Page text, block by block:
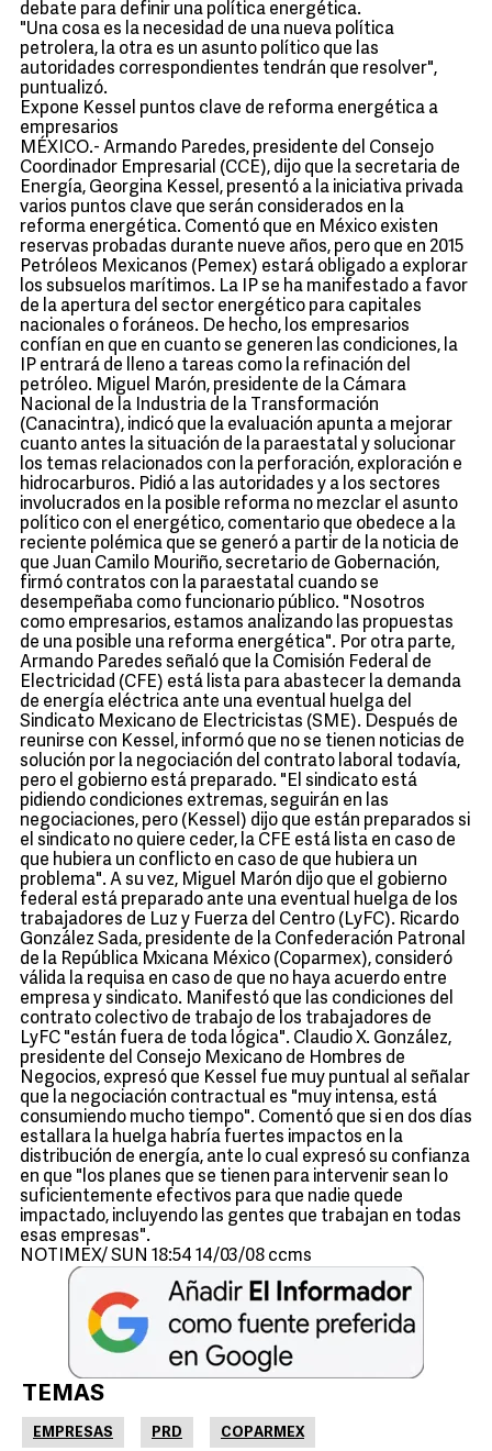
debate para definir una política energética.
"Una cosa es la necesidad de una nueva política
petrolera, la otra es un asunto político que las
autoridades correspondientes tendrán que resolver",
puntualizó.
Expone Kessel puntos clave de reforma energética a
empresarios
MÉXICO.- Armando Paredes, presidente del Consejo
Coordinador Empresarial (CCE), dijo que la secretaria de
Energía, Georgina Kessel, presentó a la iniciativa privada
varios puntos clave que serán considerados en la
reforma energética. Comentó que en México existen
reservas probadas durante nueve años, pero que en 2015
Petróleos Mexicanos (Pemex) estará obligado a explorar
los subsuelos marítimos. La IP se ha manifestado a favor
de la apertura del sector energético para capitales
nacionales o foráneos. De hecho, los empresarios
confían en que en cuanto se generen las condiciones, la
IP entrará de lleno a tareas como la refinación del
petróleo. Miguel Marón, presidente de la Cámara
Nacional de la Industria de la Transformación
(Canacintra), indicó que la evaluación apunta a mejorar
cuanto antes la situación de la paraestatal y solucionar
los temas relacionados con la perforación, exploración e
hidrocarburos. Pidió a las autoridades y a los sectores
involucrados en la posible reforma no mezclar el asunto
político con el energético, comentario que obedece a la
reciente polémica que se generó a partir de la noticia de
que Juan Camilo Mouriño, secretario de Gobernación,
firmó contratos con la paraestatal cuando se
desempeñaba como funcionario público. "Nosotros
como empresarios, estamos analizando las propuestas
de una posible una reforma energética". Por otra parte,
Armando Paredes señaló que la Comisión Federal de
Electricidad (CFE) está lista para abastecer la demanda
de energía eléctrica ante una eventual huelga del
Sindicato Mexicano de Electricistas (SME). Después de
reunirse con Kessel, informó que no se tienen noticias de
solución por la negociación del contrato laboral todavía,
pero el gobierno está preparado. "El sindicato está
pidiendo condiciones extremas, seguirán en las
negociaciones, pero (Kessel) dijo que están preparados si
el sindicato no quiere ceder, la CFE está lista en caso de
que hubiera un conflicto en caso de que hubiera un
problema". A su vez, Miguel Marón dijo que el gobierno
federal está preparado ante una eventual huelga de los
trabajadores de Luz y Fuerza del Centro (LyFC). Ricardo
González Sada, presidente de la Confederación Patronal
de la República Mxicana México (Coparmex), consideró
válida la requisa en caso de que no haya acuerdo entre
empresa y sindicato. Manifestó que las condiciones del
contrato colectivo de trabajo de los trabajadores de
LyFC "están fuera de toda lógica". Claudio X. González,
presidente del Consejo Mexicano de Hombres de
Negocios, expresó que Kessel fue muy puntual al señalar
que la negociación contractual es "muy intensa, está
consumiendo mucho tiempo". Comentó que si en dos días
estallara la huelga habría fuertes impactos en la
distribución de energía, ante lo cual expresó su confianza
en que "los planes que se tienen para intervenir sean lo
suficientemente efectivos para que nadie quede
impactado, incluyendo las gentes que trabajan en todas
esas empresas".
NOTIMEX/ SUN 18:54 14/03/08 ccms
TEMAS
EMPRESAS PRD COPARMEX